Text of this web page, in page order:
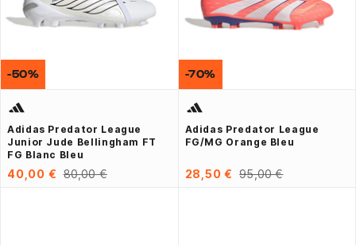
Adidas Predator League
Junior Jude Bellingham FT
FG Blanc Bleu
40,00 € 80,00 €
-50%
Adidas Predator League
FG/MG Orange Bleu
28,50 € 95,00 €
-70%